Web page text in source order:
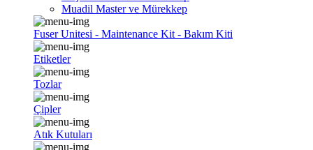
Muadil Master ve Mürekkep
Fuser Unitesi - Maintenance Kit - Bakım Kiti
Etiketler
Tozlar
Çipler
Atık Kutuları